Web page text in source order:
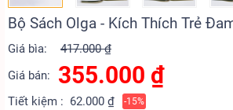
Bộ Sách Olga - Kích Thích Trẻ
Giá bìa:
417.000 ₫
Giá bán:
355.000 ₫
Tiết kiệm : 62.000 ₫ -15%